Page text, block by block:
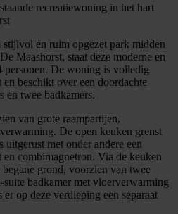
recreatiewoning in het hart
en ruim opgezet park midden
Maashorst, staat deze moderne en
De woning is volledig
beschikt over een doordachte
en twee badkamers.
van grote raampartijen,
De open keuken grenst
met onder andere een
en combimagnetron. Via de keuken
grond, voorzien van twee
suite badkamer met vloerverwarming
op deze verdieping een separaat